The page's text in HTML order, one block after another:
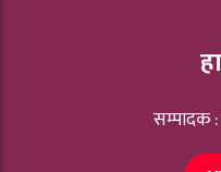
सम्पादक